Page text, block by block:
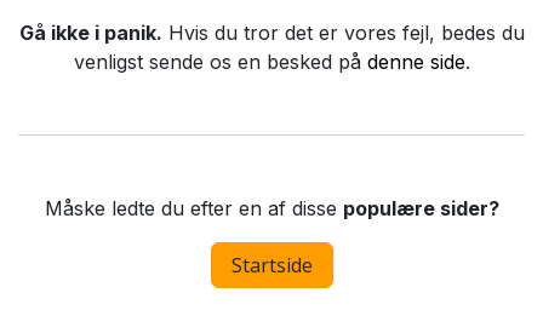
Gå ikke i panik. Hvis du tror det er vores fejl, bedes du
venligst sende os en besked på denne side.
Måske ledte du efter en af disse populære sider?
Startside